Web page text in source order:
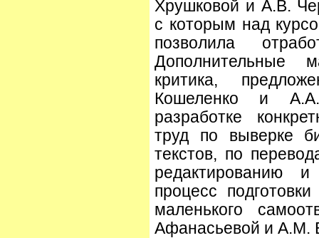
Хрушковой и А.В.
с которым над
позволила
Дополнительные
критика,
Кошеленко и
разработке
труд по выверке
текстов, по
редактированию
процесс
маленького
Афанасьевой и A.M.